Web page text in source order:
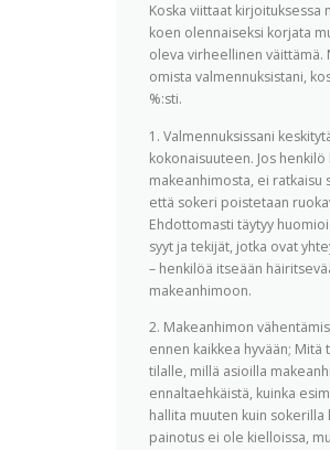
Koska viittaat kirjoituksessa
koen olennaiseksi korjata
oleva virheellinen väittämä.
omista valmennuksistani,
%:sti.
1. Valmennuksissani
kokonaisuuteen. Jos henkilö
makeanhimosta, ei ratkaisu
että sokeri poistetaan
Ehdottomasti täytyy
syyt ja tekijät, jotka ovat
– henkilöä itseään
makeanhimoon.
2. Makeanhimon
ennen kaikkea hyvään; Mitä
tilalle, millä asioilla
ennaltaehkäistä, kuinka
hallita muuten kuin sokerilla
painotus ei ole kielloissa,